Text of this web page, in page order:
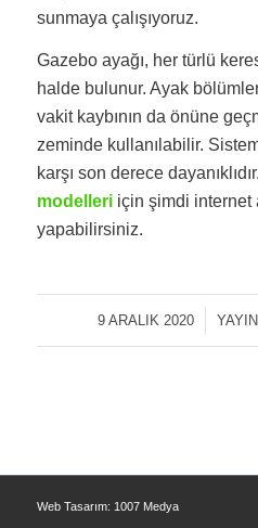
sunmaya çalışıyoruz.
Gazebo ayağı, her türlü
halde bulunur. Ayak
vakit kaybının da önüne
zeminde kullanılabilir.
karşı son derece dayanıklıdır.
modelleri için şimdi internet
yapabilirsiniz.
9 ARALIK 2020
/
Web Tasarım: 1007 Medya